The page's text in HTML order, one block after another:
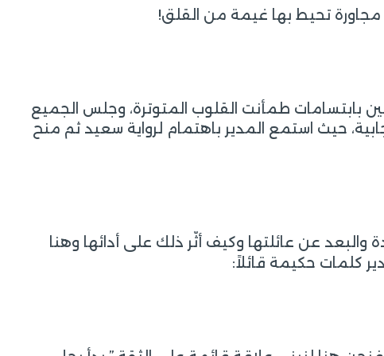
مجاورة تحيط بها غيمة من القلق!
بابتسامات طمأنت القلوب المتوترة، وجلس الجميع
حيث استمع المدير باهتمام لرواية سعيد ثم منح
والبعد عن عائلتها وكيف أثّر ذلك على أدائها وهنا
كلمات حكيمة قائلاً: